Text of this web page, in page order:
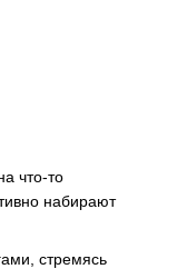
что-то
набирают
стремясь